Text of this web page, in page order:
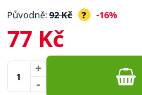
Původně:92 Kč ? -16%
77 Kč
-
+